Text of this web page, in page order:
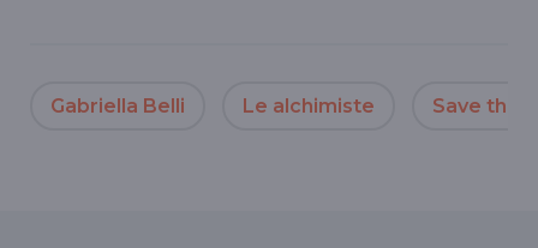
Gabriella Belli Le alchimiste Save the